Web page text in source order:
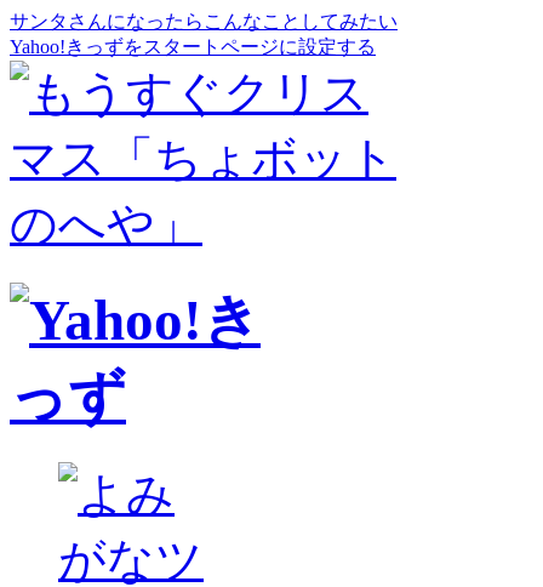
サンタさんになったらこんなことしてみたい
Yahoo!きっずをスタートページに設定する